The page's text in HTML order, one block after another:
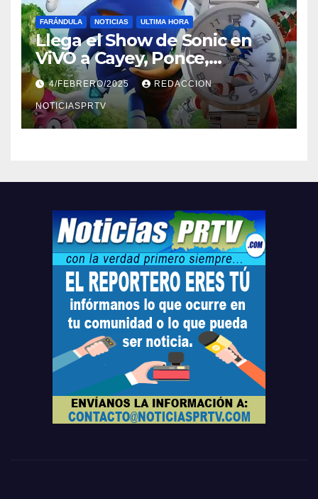
FARÁNDULA NOTICIAS ULTIMA HORA
Llega el Show de Sonic en
ViVO a Cayey, Ponce,
Barceloneta y Humacao,
Relojes gratis para el que
compre ahora….
4/FEBRERO/2025 REDACCION
NOTICIASPRTV